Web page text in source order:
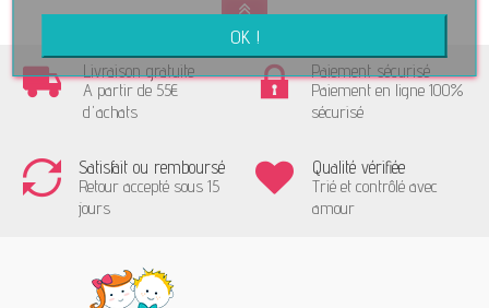
Livraison gratuite
A partir de 55€
d'achats
Paiement sécurisé
Paiement en ligne 100%
sécurisé
Satisfait ou remboursé
Retour accepté sous 15
jours
Qualité vérifiée
Trié et contrôlé avec
amour
OK !